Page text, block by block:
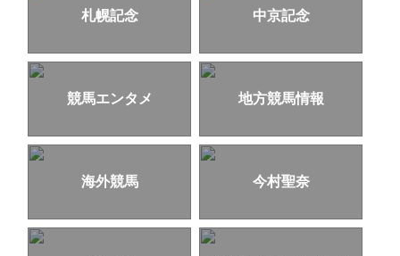
札幌記念 中京記念
競馬エンタメ 地方競馬情報
海外競馬 今村聖奈